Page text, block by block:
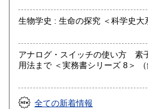
アナログ・スイッチの使い方 素
用
全ての新着情報